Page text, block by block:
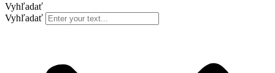
Vyhľadať
Vyhľadať